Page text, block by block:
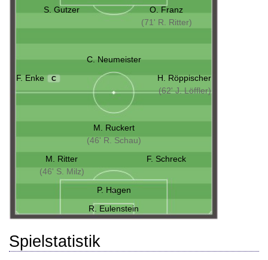
S. Gutzer
O. Franz
(71' R. Ritter)
C. Neumeister
F. Enke
C
H. Röppischer
(62' J. Löffler)
M. Ruckert
(46' R. Schau)
M. Ritter
(46' S. Milz)
F. Schreck
P. Hagen
R. Eulenstein
Spielstatistik